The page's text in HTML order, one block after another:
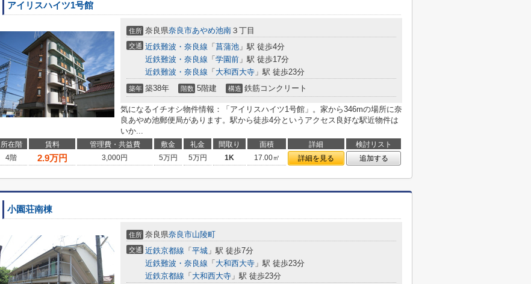
アイリスハイツ1号館
住所 奈良県奈良市あやめ池南 ３丁目
交通 近鉄難波・奈良線 「 菖蒲池 」駅 徒歩4分
近鉄難波・奈良線 「 学園前 」駅 徒歩17分
近鉄難波・奈良線 「 大和西大寺 」駅 徒歩23分
築年 築38年 階数 5階建 構造 鉄筋コンクリート
気になるイチオシ物件情報：「アイリスハイツ1号館」。家から346mの場所に奈
良あやめ池郵便局があります。駅から徒歩4分というアクセス良好な駅近物件は
いか...
所在階 賃料 管理費・共益費 敷金 礼金 間取り 面積 詳細
検討リスト
4階
2.9万円 3,000円 5万円 5万円 1K 17.00㎡ 詳細を見る 追加する
小園荘南棟
住所 奈良県奈良市山陵町
交通 近鉄京都線 「 平城 」駅 徒歩7分
近鉄難波・奈良線 「 大和西大寺 」駅 徒歩23分
近鉄京都線 「 大和西大寺 」駅 徒歩23分